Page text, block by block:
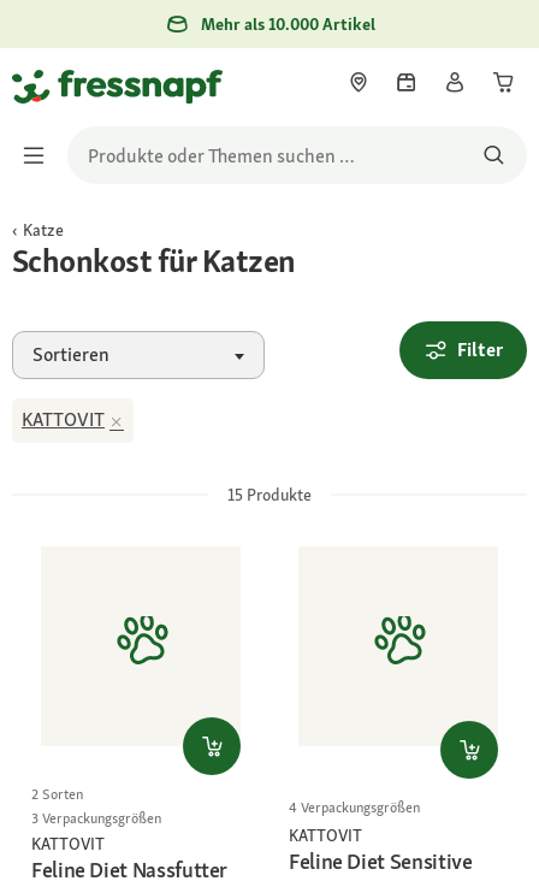
Mehr als 10.000 Artikel
Katze
Schonkost für Katzen
Sortieren Filter
KATTOVIT
15 Produkte
2 Sorten
3 Verpackungsgrößen
KATTOVIT
Feline Diet Nassfutter
4 Verpackungsgrößen
KATTOVIT
Feline Diet Sensitive